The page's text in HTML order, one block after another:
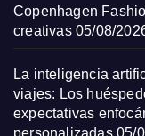
Copenhagen
creativas 05/08/
La inteligencia
viajes: Los
expectativas
personalizadas 05/